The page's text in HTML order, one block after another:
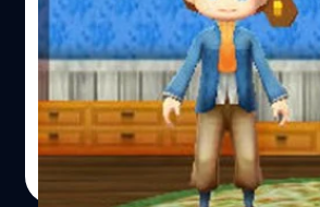
เกม Harvest Moon Tsunagaru
บน 3DS ขายดีเทน้ำเทท่าในสัปดาห์นี้
ตัวเลข 130,000 ชุด แซงหน้า Knack
PS4 ยังคงรักษาแชมป์ยอดขายเครื่อง
ขายจะลดลงกว่าสัปดาห์ที่แล้วถึง 5 เ
เกิน 65,000 เครื่อง ในขณะที่เครื่อง
ห่วง แม้ว่าเพิ่งจะเปิดตัวเกม ดองกี้ ค
ณัฐพันธ์ ส่งวิรุฬห์| 4536 days ago